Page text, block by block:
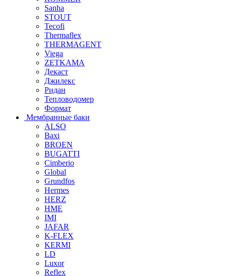
Sanha
STOUT
Tecofi
Thermaflex
THERMAGENT
Viega
ZETKAMA
Декаст
Джилекс
Ридан
Тепловодомер
Формат
Мембранные баки
ALSO
Baxi
BROEN
BUGATTI
Cimberio
Global
Grundfos
Hermes
HERZ
HME
IMI
JAFAR
K-FLEX
KERMI
LD
Luxor
Reflex